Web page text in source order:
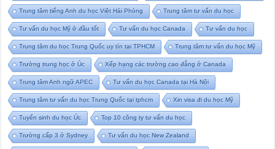
Trung tâm tiếng Anh du học Việt Hải Phòng Trung tâm tư vấn du học
Tư vấn du học Mỹ ở đầu tốt Tư vấn du học Canada Tư vấn du học
Trung tâm du học Trung Quốc uy tín tại TPHCM Trung tâm tư vấn du học Mỹ
Trường trung học ở Úc Xếp hạng các trường cao đẳng ở Canada
Trung tâm Anh ngữ APEC Tư vấn du học Canada tại Hà Nội
Trung tâm tư vấn du học Trung Quốc tại tphcm Xin visa đi du học Mỹ
Tuyển sinh du học Úc Top 10 công ty tư vấn du học
Trường cấp 3 ở Sydney Tư vấn du học New Zealand